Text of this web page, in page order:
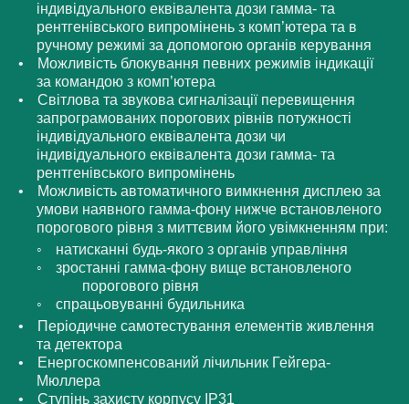
індивідуального еквівалента дози гамма- та
рентгенівського випромінень з комп’ютера та в
ручному режимі за допомогою органів керування
Можливість блокування певних режимів індикації
за командою з комп’ютера
Світлова та звукова сигналізації перевищення
запрограмованих порогових рівнів потужності
індивідуального еквівалента дози чи
індивідуального еквівалента дози гамма- та
рентгенівського випромінень
Можливість автоматичного вимкнення дисплею за
умови наявного гамма-фону нижче встановленого
порогового рівня з миттєвим його увімкненням при:
натисканні будь-якого з органів управління
зростанні гамма-фону вище встановленого
порогового рівня
спрацьовуванні будильника
Періодичне самотестування елементів живлення
та детектора
Енергоскомпенсований лічильник Гейгера-
Мюллера
Ступінь захисту корпусу IP31